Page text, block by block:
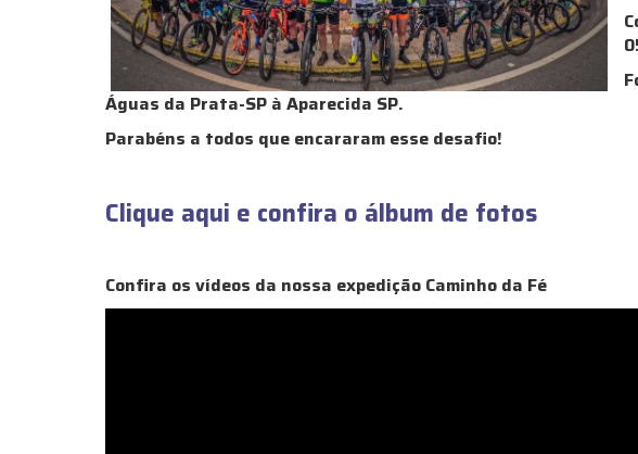
Águas da Prata-SP à Aparecida SP.
Parabéns a todos que encararam esse desafio!
Clique aqui e confira o álbum de fotos
Confira os vídeos da nossa expedição Caminho da Fé